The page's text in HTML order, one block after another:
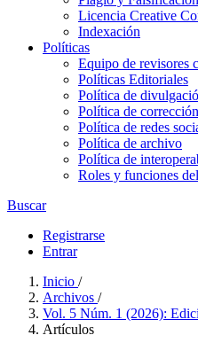
Licencia Creative
Indexación
Políticas
Equipo de revisores
Políticas Editoriales
Política de
Política de
Política de redes
Política de archivo
Política de
Roles y funciones
Buscar
Registrarse
Entrar
Inicio /
Archivos /
Vol. 5 Núm. 1 (2026):
Artículos